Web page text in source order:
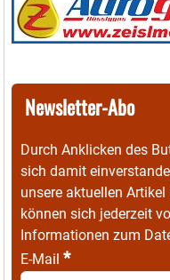
Newsletter-Abo
Durch Anklicken des
sich damit
unsere aktuellen
können sich jederzeit
Informationen zum
E-Mail *